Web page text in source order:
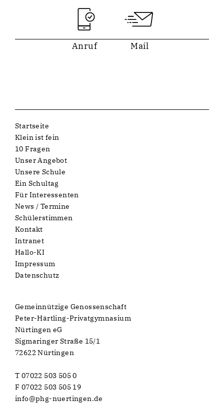
Anruf Mail
Startseite
Klein ist fein
10 Fragen
Unser Angebot
Unsere Schule
Ein Schultag
Für Interessenten
News / Termine
Schülerstimmen
Kontakt
Intranet
Hallo-KI
Impressum
Datenschutz
Gemeinnützige Genossenschaft
Peter-Härtling-Privatgymnasium
Nürtingen eG
Sigmaringer Straße 15/1
72622 Nürtingen
T 07022 503 505 0
F 07022 503 505 19
info@phg-nuertingen.de